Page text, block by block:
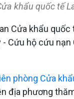
khẩu quốc tế
Cửa khẩu
Cứu hộ cứu
phòng Cửa
địa phương